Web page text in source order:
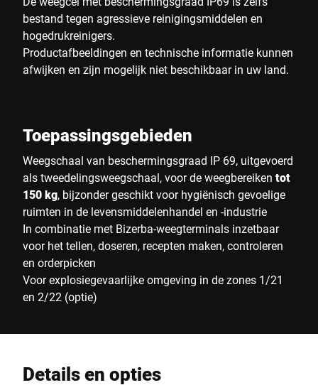
bestand tegen agressieve reinigingsmiddelen en
hogedrukreinigers.
Productafbeeldingen en technische informatie kunnen
afwijken en zijn mogelijk niet beschikbaar in uw land.
Toepassingsgebieden
Weegschaal van beschermingsgraad IP 69, uitgevoerd
als tweedelingsweegschaal, voor de weegbereiken tot
150 kg, bijzonder geschikt voor hygiënisch gevoelige
ruimten in de levensmiddelenhandel en -industrie
In combinatie met Bizerba-weegterminals inzetbaar
voor het tellen, doseren, recepten maken, controleren
en orderpicken
Voor explosiegevaarlijke omgeving in de zones 1/21
en 2/22 (optie)
Details en opties